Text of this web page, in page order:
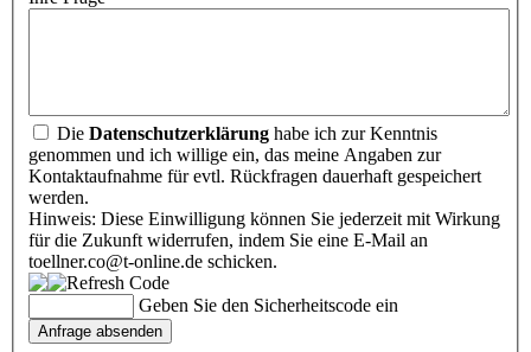
Die Datenschutzerklärung habe ich zur Kenntnis
genommen und ich willige ein, das meine Angaben zur
Kontaktaufnahme für evtl. Rückfragen dauerhaft gespeichert
werden.
Hinweis: Diese Einwilligung können Sie jederzeit mit Wirkung
für die Zukunft widerrufen, indem Sie eine E-Mail an
toellner.co@t-online.de schicken.
Geben Sie den Sicherheitscode ein